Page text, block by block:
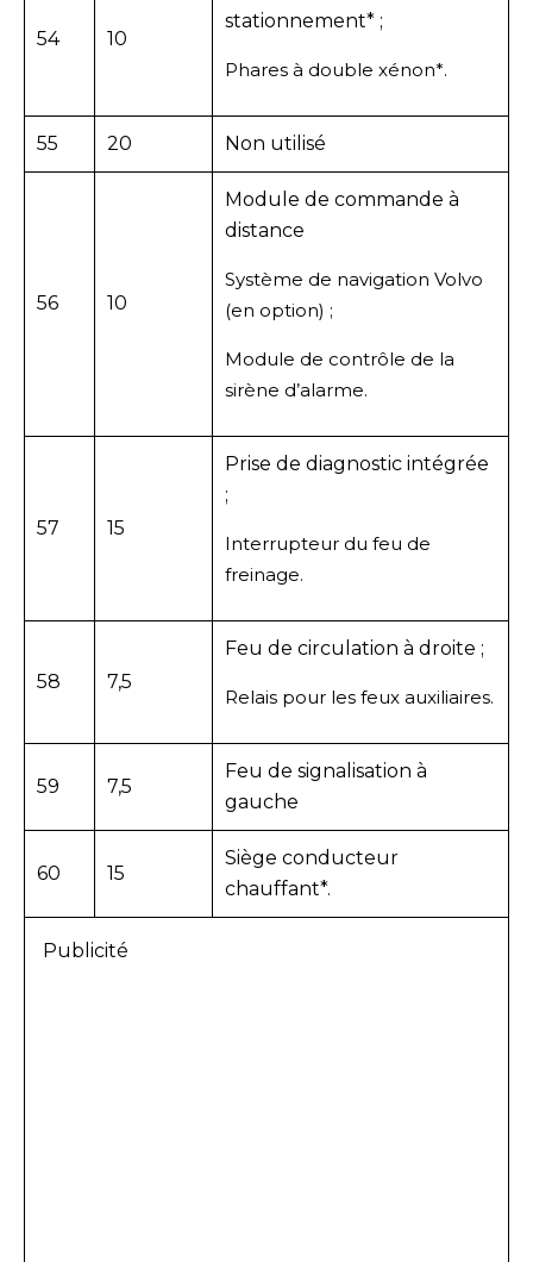
54 10
stationnement* ;
Phares à double xénon*.
55 20 Non utilisé
56 10
Module de commande à
distance
Système de navigation Volvo
(en option) ;
Module de contrôle de la
sirène d’alarme.
57 15
Prise de diagnostic intégrée
;
Interrupteur du feu de
freinage.
58 7,5
Feu de circulation à droite ;
Relais pour les feux auxiliaires.
59 7,5
Feu de signalisation à
gauche
60 15
Siège conducteur
chauffant*.
Publicité